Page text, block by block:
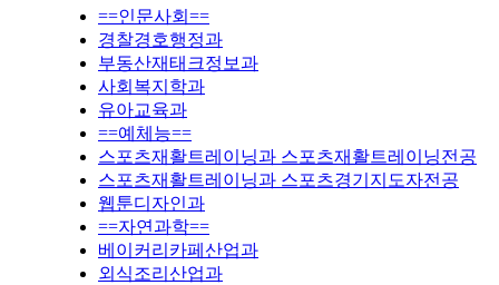
==인문사회==
경찰경호행정과
부동산재태크정보과
사회복지학과
유아교육과
==예체능==
스포츠재활트레이닝과 스포츠재활트레이닝전공
스포츠재활트레이닝과 스포츠경기지도자전공
웹툰디자인과
==자연과학==
베이커리카페산업과
외식조리산업과